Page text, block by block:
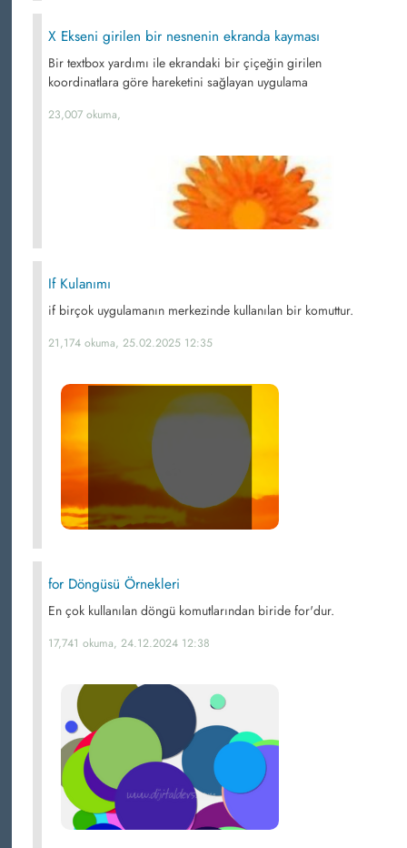
X Ekseni girilen bir nesnenin ekranda kayması
Bir textbox yardımı ile ekrandaki bir çiçeğin girilen
koordinatlara göre hareketini sağlayan uygulama
23,007 okuma,
If Kulanımı
if birçok uygulamanın merkezinde kullanılan bir komuttur.
21,174 okuma, 25.02.2025 12:35
for Döngüsü Örnekleri
En çok kullanılan döngü komutlarından biride for'dur.
17,741 okuma, 24.12.2024 12:38